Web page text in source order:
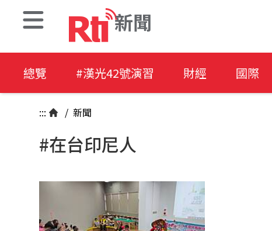
新聞
總覽 #漢光42號演習 財經 國際
::: / 新聞
#在台印尼人